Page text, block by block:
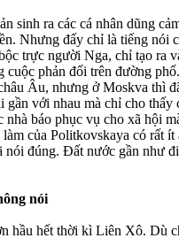
sinh ra các cá nhân dũng
Nhưng đấy chỉ là tiếng nói
trực người Nga, chỉ tạo ra
phản đối trên đường
Âu, nhưng ở Moskva thì
với nhau mà chỉ cho thấy
nhà báo phục vụ cho xã hội
làm của Politkovskaya có rất
nói đúng. Đất nước gần như
nói
hầu hết thời kì Liên Xô. Dù